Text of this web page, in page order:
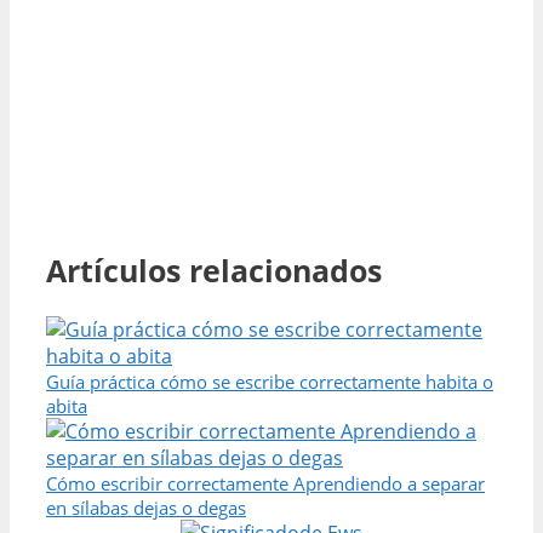
Artículos relacionados
Guía práctica cómo se escribe correctamente habita o
abita
Cómo escribir correctamente Aprendiendo a separar
en sílabas dejas o degas